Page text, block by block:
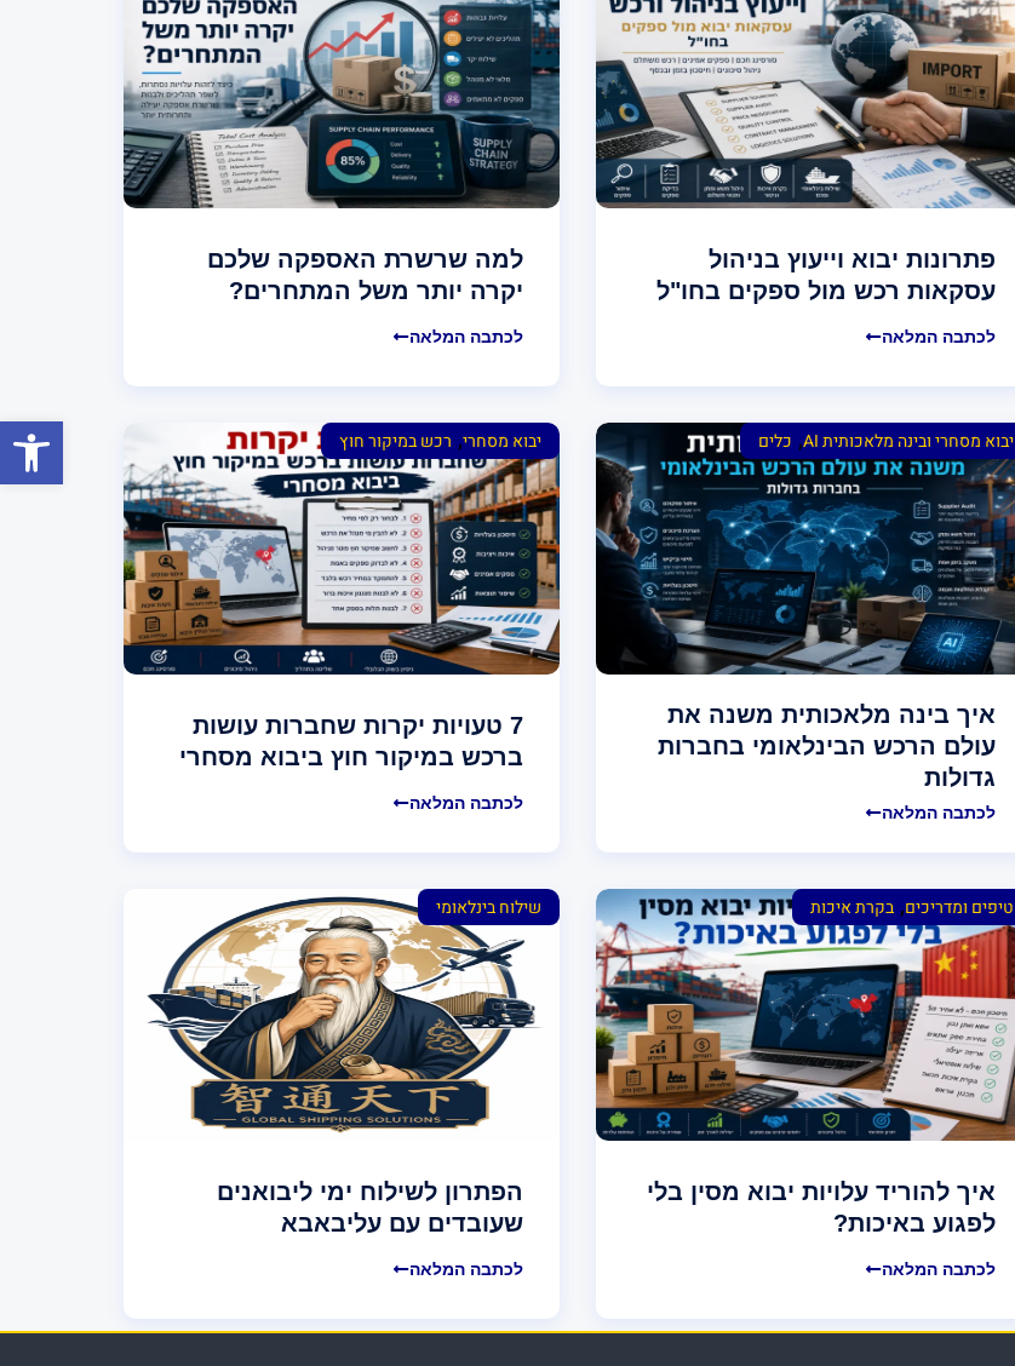
פתח
פתרונות יבוא וייעוץ בניהול
עסקאות רכש מול ספקים בחו"ל
לכתבה המלאה
למה שרשרת האספקה שלכם
יקרה יותר משל המתחרים?
לכתבה המלאה
יבוא מסחרי ובינה מלאכותית AI , כלים
איך בינה מלאכותית משנה את
עולם הרכש הבינלאומי בחברות
גדולות
לכתבה המלאה
יבוא מסחרי, רכש במיקור חוץ
7 טעויות יקרות שחברות עושות
ברכש במיקור חוץ ביבוא מסחרי
לכתבה המלאה
טיפים ומדריכים, בקרת איכות
איך להוריד עלויות יבוא מסין בלי
לפגוע באיכות?
לכתבה המלאה
שילוח בינלאומי
הפתרון לשילוח ימי ליבואנים
שעובדים עם עליבאבא
לכתבה המלאה